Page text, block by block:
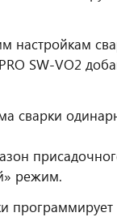
настройкам
SW-VO2
сварки
режим.